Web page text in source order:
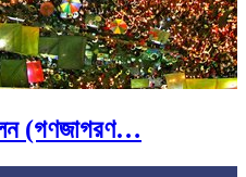
(গণজাগরণ…